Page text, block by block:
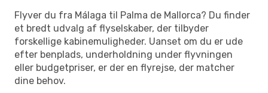
Flyver du fra Málaga til Palma de Mallorca? Du finder
et bredt udvalg af flyselskaber, der tilbyder
forskellige kabinemuligheder. Uanset om du er ude
efter benplads, underholdning under flyvningen
eller budgetpriser, er der en flyrejse, der matcher
dine behov.